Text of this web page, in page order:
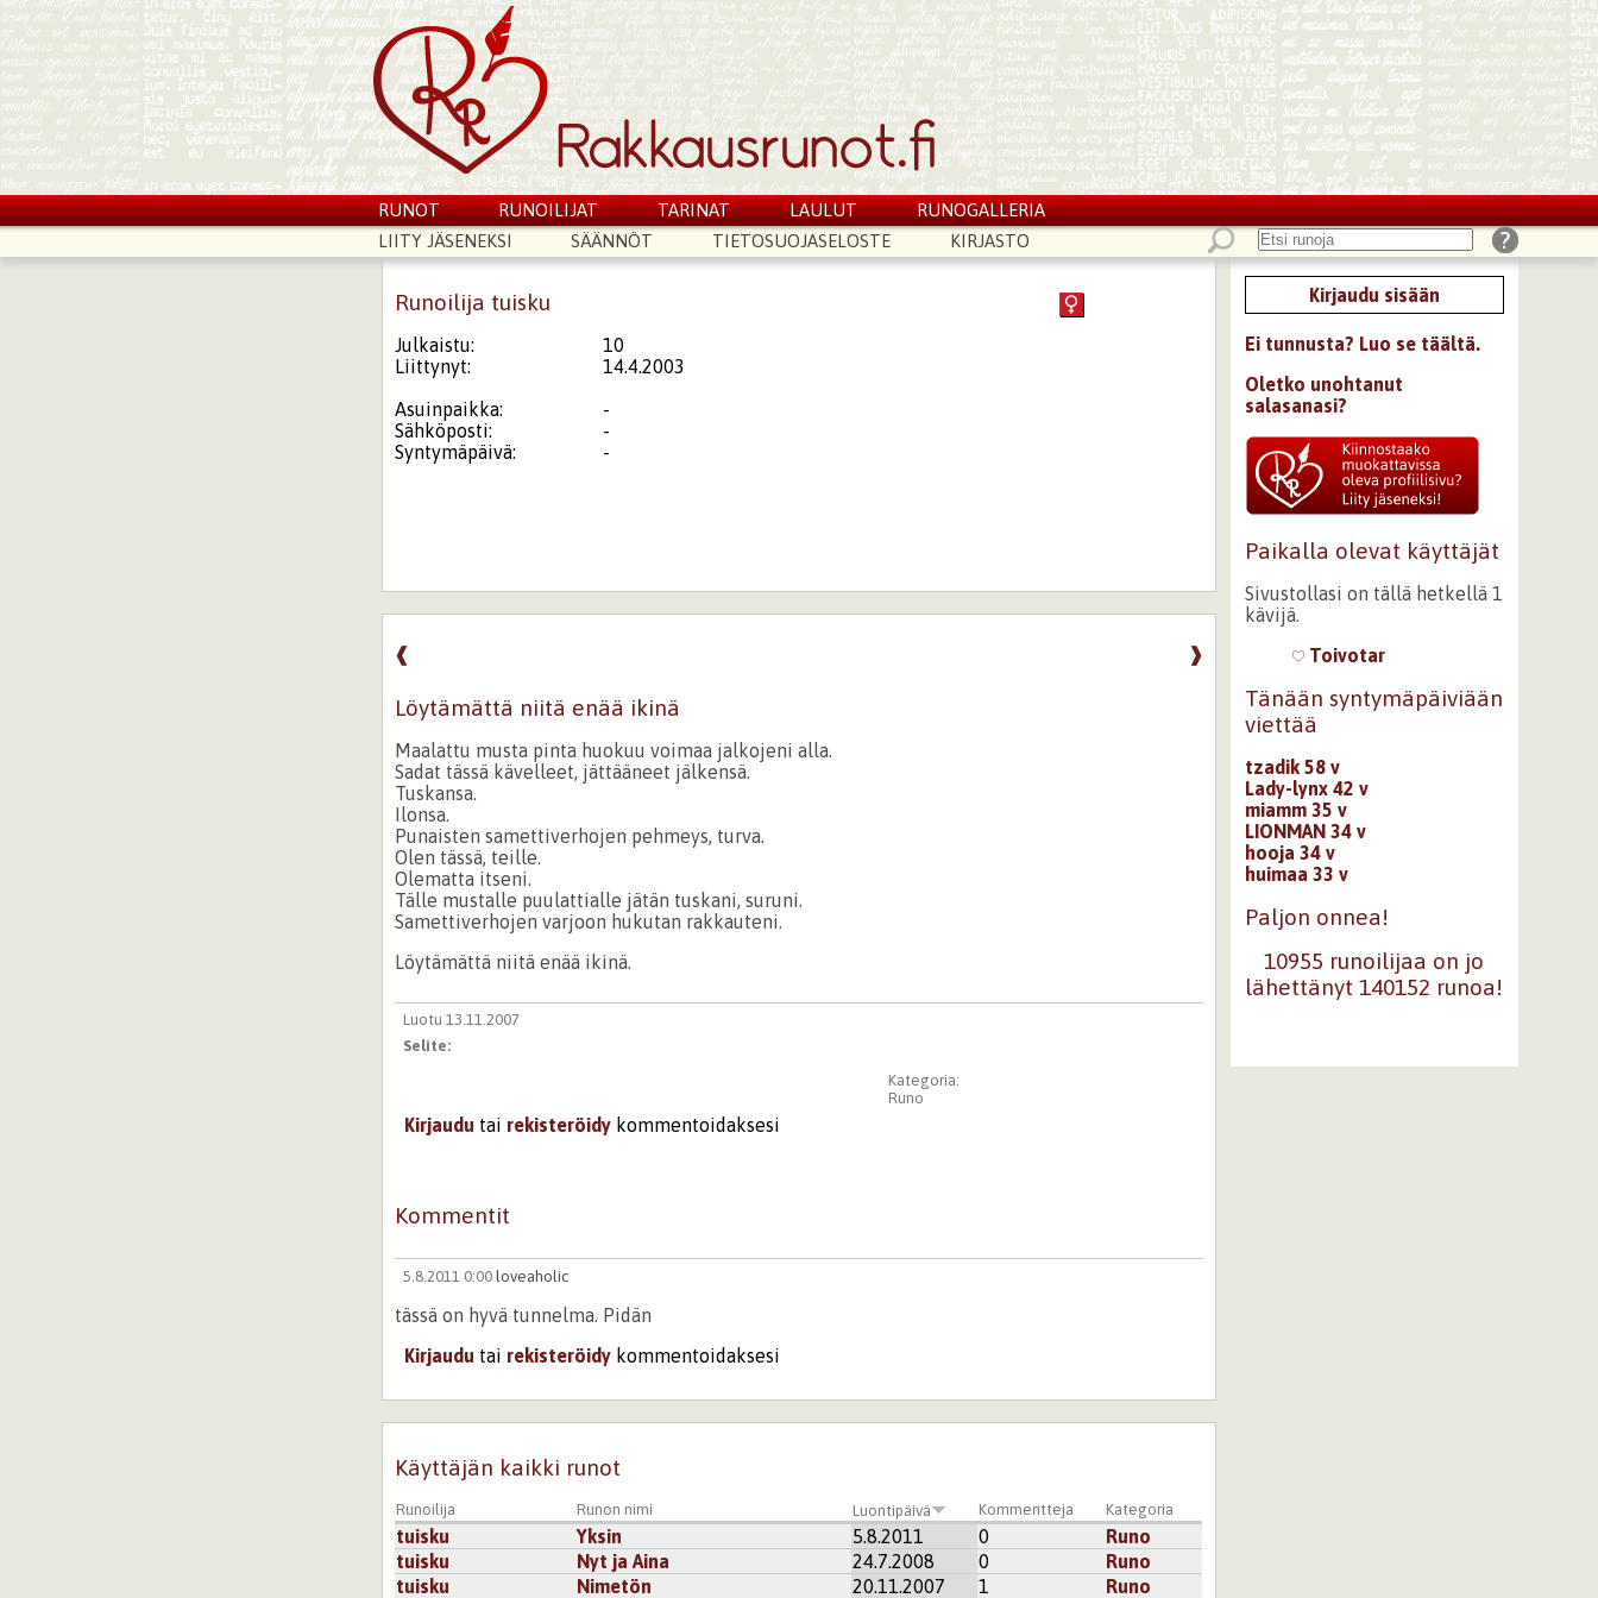
RUNOT RUNOILIJAT TARINAT LAULUT
RUNOGALLERIA
LIITY JÄSENEKSI
SÄÄNNÖT TIETOSUOJASELOSTE KIRJASTO
Runoilija tuisku
Julkaistu:
10
Liittynyt:
14.4.2003
Asuinpaikka:
-
Sähköposti:
-
Syntymäpäivä:
-
❱
❰
Löytämättä niitä enää ikinä
Maalattu musta pinta huokuu voimaa jalkojeni alla.
Sadat tässä kävelleet, jättääneet jälkensä.
Tuskansa.
Ilonsa.
Punaisten samettiverhojen pehmeys, turva.
Olen tässä, teille.
Olematta itseni.
Tälle mustalle puulattialle jätän tuskani, suruni.
Samettiverhojen varjoon hukutan rakkauteni.
Löytämättä niitä enää ikinä.
Luotu 13.11.2007
Selite:
Kategoria:
Runo
Kirjaudu tai rekisteröidy kommentoidaksesi
Kommentit
5.8.2011 0:00 loveaholic
tässä on hyvä tunnelma. Pidän
Kirjaudu tai rekisteröidy kommentoidaksesi
Käyttäjän kaikki runot
Runoilija Runon nimi Luontipäivä Kommentteja Kategoria
tuisku Yksin 5.8.2011 0
Runo
tuisku
Nyt ja Aina 24.7.2008 0
Runo
tuisku
Nimetön 20.11.2007 1 Runo
Kirjaudu sisään
Ei tunnusta? Luo se täältä.
Oletko unohtanut
salasanasi?
Paikalla olevat käyttäjät
Sivustollasi on tällä hetkellä 1
kävijä.
Toivotar
Tänään syntymäpäiviään
viettää
tzadik 58 v
Lady-lynx 42 v
miamm 35 v
LIONMAN 34 v
hooja 34 v
huimaa 33 v
Paljon onnea!
10955 runoilijaa on jo
lähettänyt 140152 runoa!